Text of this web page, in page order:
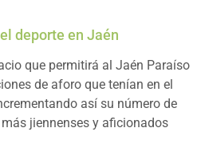
deporte en Jaén
que permitirá al Jaén Paraíso
de aforo que tenían en el
así su número de
jiennenses y aficionados